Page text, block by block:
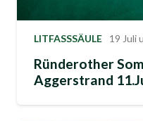
LITFASSSÄULE 19 Juli
Ründerother
Aggerstrand